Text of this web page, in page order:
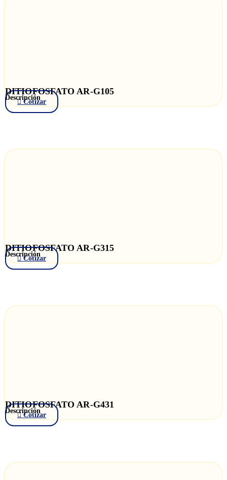
DITIOFOSFATO AR-G105
Descripción
Cotizar
DITIOFOSFATO AR-G315
Descripción
Cotizar
DITIOFOSFATO AR-G431
Descripción
Cotizar